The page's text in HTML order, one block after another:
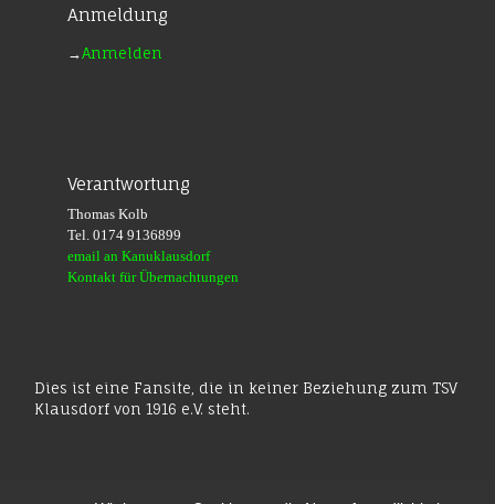
Anmeldung
→Anmelden
Verantwortung
Thomas Kolb
Tel. 0174 9136899
email an Kanuklausdorf
Kontakt für Übernachtungen
Dies ist eine Fansite, die in keiner Beziehung zum TSV
Klausdorf von 1916 e.V. steht.